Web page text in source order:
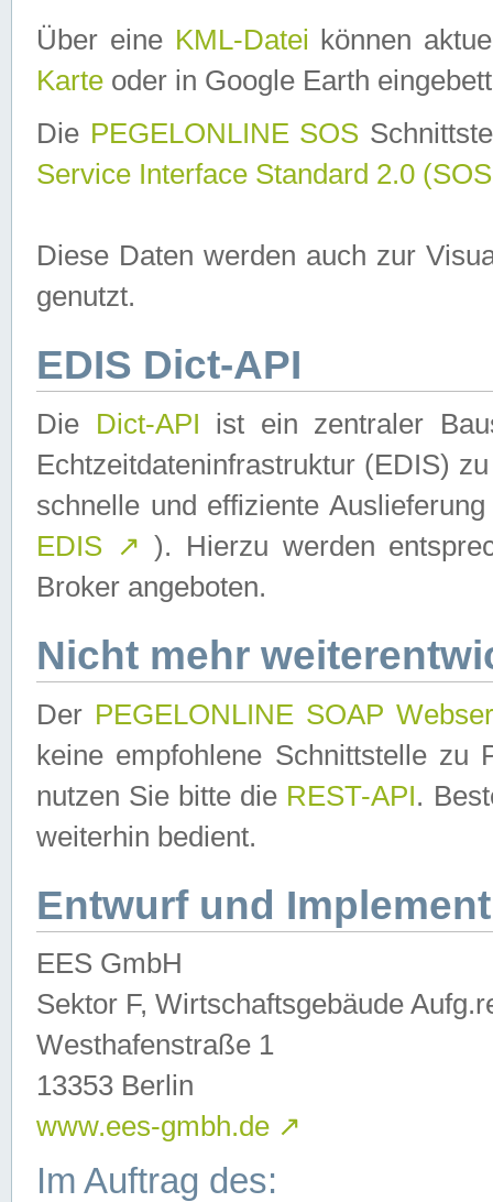
Über eine KML-Datei können
Karte oder in Google Earth
Die PEGELONLINE SOS
Service Interface Standard 2.0
Diese Daten werden auch zur
genutzt.
EDIS Dict-API
Die Dict-API ist ein zentraler
Echtzeitdateninfrastruktur (EDIS)
schnelle und effiziente
EDIS ↗ ). Hierzu werden
Broker angeboten.
Nicht mehr
Der PEGELONLINE SOAP
keine empfohlene Schnittstelle zu
nutzen Sie bitte die REST-API.
weiterhin bedient.
Entwurf und
EES GmbH
Sektor F, Wirtschaftsgebäude
Westhafenstraße 1
13353 Berlin
www.ees-gmbh.de ↗
Im Auftrag des: